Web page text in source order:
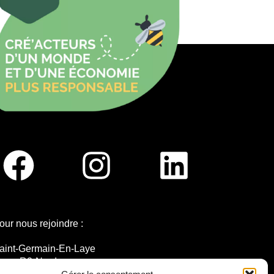
nous rejoindre :
Germain-En-Laye
R2-Nord